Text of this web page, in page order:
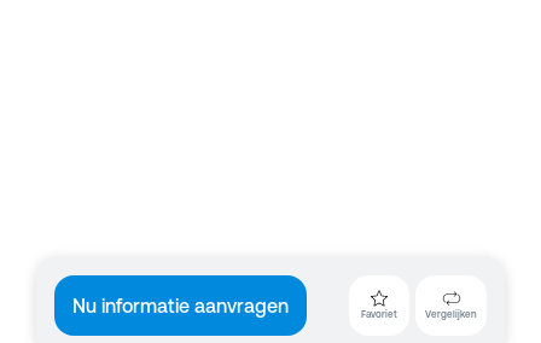
Nu informatie aanvragen Favoriet Vergelijken